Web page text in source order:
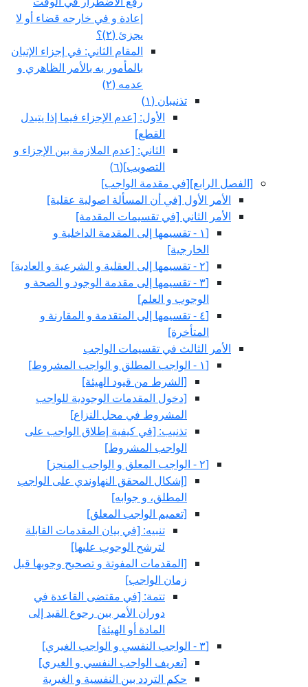
إعادة و في خارجه قضاء أو لا
يجزئ (٢)؟
المقام الثاني: في إجزاء الإتيان
بالمأمور به بالأمر الظاهري و
عدمه (٢)
تذنيبان (١)
الأول: [عدم الإجزاء فيما إذا يتبدل
القطع‏]
الثاني: [عدم الملازمة بين الإجزاء و
التصويب‏](٦)
[الفصل الرابع‏][في مقدمة الواجب‏]
الأمر الأول‏ [في أن المسألة اصولية عقلية]
الأمر الثاني‏ [في تقسيمات المقدمة]
[١ - تقسيمها إلى المقدمة الداخلية و
الخارجية]
[٢ - تقسيمها إلى العقلية و الشرعية و العادية]
[٣ - تقسيمها إلى مقدمة الوجود و الصحة و
الوجوب و العلم‏]
[٤ - تقسيمها إلى المتقدمة و المقارنة و
المتأخرة]
الأمر الثالث في تقسيمات الواجب
[١ - الواجب المطلق و الواجب المشروط]
[الشرط من قيود الهيئة]
[دخول المقدمات الوجودية للواجب
المشروط في محل النزاع‏]
تذنيب: [في كيفية إطلاق الواجب على
الواجب المشروط]
[٢ - الواجب المعلق و الواجب المنجز]
[إشكال المحقق النهاوندي على الواجب
المطلق، و جوابه‏]
[تعميم الواجب المعلق‏]
تنبيه: [في بيان المقدمات القابلة
لترشح الوجوب عليها]
[المقدمات المفوتة و تصحيح وجوبها قبل
زمان الواجب‏]
تتمة: [في مقتضى القاعدة في
دوران الأمر بين رجوع القيد إلى
المادة أو الهيئة]
[٣ - الواجب النفسي و الواجب الغيري‏]
[تعريف الواجب النفسي و الغيري‏]
حكم التردد بين النفسية و الغيرية